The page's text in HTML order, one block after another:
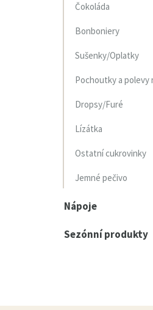
Čokoláda
Bonboniery
Sušenky/Oplatky
Pochoutky a polevy
Dropsy/Furé
Lízátka
Ostatní cukrovinky
Jemné pečivo
Nápoje
Sezónní produkty